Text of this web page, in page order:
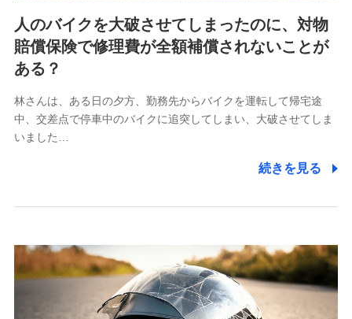
各種お問い合わせに対応するため
当社のサービスに関する情報提供や、皆様に有用なお知らせ
をお送りするため
アンケートの送付のため
当社のサービスや媒体の運営改善に必要なデータを解析し、
分析するため
当社の対応品質向上やお問い合わせ内容の正確な把握のため
個人情報保護管理者の職名、連絡先
〒103-0013 東京都中央区日本橋人形町2-14-10 アー
個人情報の第三者提供について
当社ではご本人の同意がある場合または法令に基づく場
合を除き、第三者に提供いたしません。
人のバイクを大破させてしまったのに、対物
賠償保険で修理費が全額補償されないことが
ある？
林さんは、ある日の夕方、勤務先からバイクを運転して帰宅途
中、交差点で停車中のバイクに追突してしまい、大破させてしま
いました…
続きを見る